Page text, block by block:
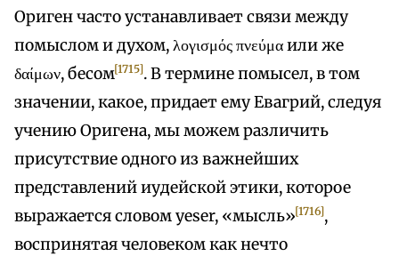
Ориген часто устанавливает связи между
помыслом и духом, λογισμός πνεύμα или же
δαίμων, бесом[1715]. В термине помысел, в том
значении, какое, придает ему Евагрий, следуя
учению Оригена, мы можем различить
присутствие одного из важнейших
представлений иудейской этики, которое
выражается словом yeser, «мысль»[1716],
воспринятая человеком как нечто